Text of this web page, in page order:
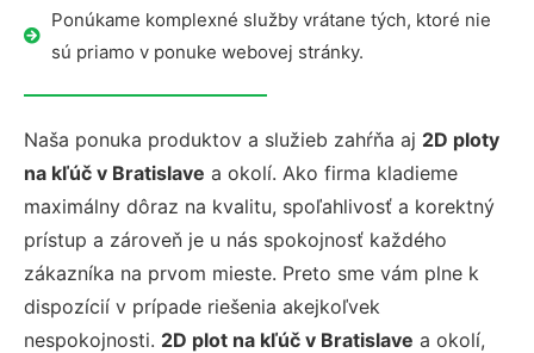
Ponúkame komplexné služby vrátane tých, ktoré nie
sú priamo v ponuke webovej stránky.
Naša ponuka produktov a služieb zahŕňa aj 2D ploty
na kľúč v Bratislave a okolí. Ako firma kladieme
maximálny dôraz na kvalitu, spoľahlivosť a korektný
prístup a zároveň je u nás spokojnosť každého
zákazníka na prvom mieste. Preto sme vám plne k
dispozícií v prípade riešenia akejkoľvek
nespokojnosti. 2D plot na kľúč v Bratislave a okolí,